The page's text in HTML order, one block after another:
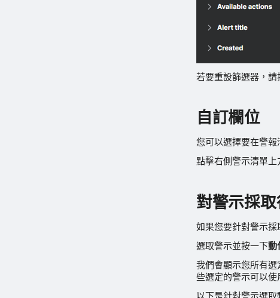
若要重設篩選器，請
自訂欄位
您可以選擇要在警報
點擊右側警示清單
對警示採取
如果您要針對警示採
選取警示並按一下動
我們會顯示您所有
些選定的警示可以